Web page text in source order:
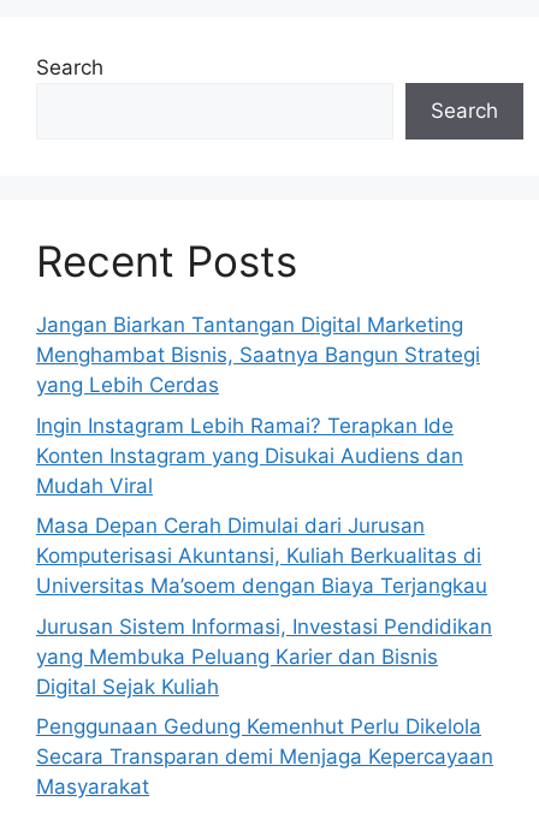
Search
Search
Recent Posts
Jangan Biarkan Tantangan Digital Marketing
Menghambat Bisnis, Saatnya Bangun Strategi
yang Lebih Cerdas
Ingin Instagram Lebih Ramai? Terapkan Ide
Konten Instagram yang Disukai Audiens dan
Mudah Viral
Masa Depan Cerah Dimulai dari Jurusan
Komputerisasi Akuntansi, Kuliah Berkualitas di
Universitas Ma’soem dengan Biaya Terjangkau
Jurusan Sistem Informasi, Investasi Pendidikan
yang Membuka Peluang Karier dan Bisnis
Digital Sejak Kuliah
Penggunaan Gedung Kemenhut Perlu Dikelola
Secara Transparan demi Menjaga Kepercayaan
Masyarakat